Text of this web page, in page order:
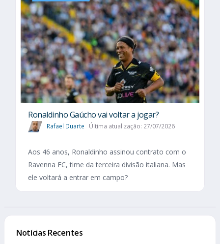
Ronaldinho Gaúcho vai voltar a jogar?
Rafael Duarte Última atualização: 27/07/2026
Aos 46 anos, Ronaldinho assinou contrato com o
Ravenna FC, time da terceira divisão italiana. Mas
ele voltará a entrar em campo?
Notícias Recentes